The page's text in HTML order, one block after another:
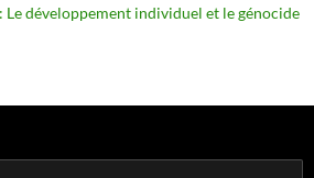
Le développement individuel et le génocide